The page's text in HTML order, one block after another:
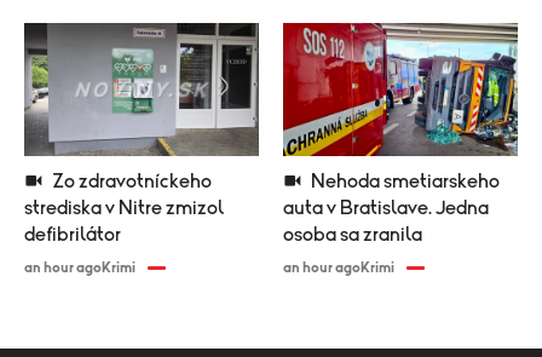
strediska v Nitre zmizol
defibrilátor
an hour agoKrimi
auta v Bratislave. Jedna
osoba sa zranila
an hour agoKrimi